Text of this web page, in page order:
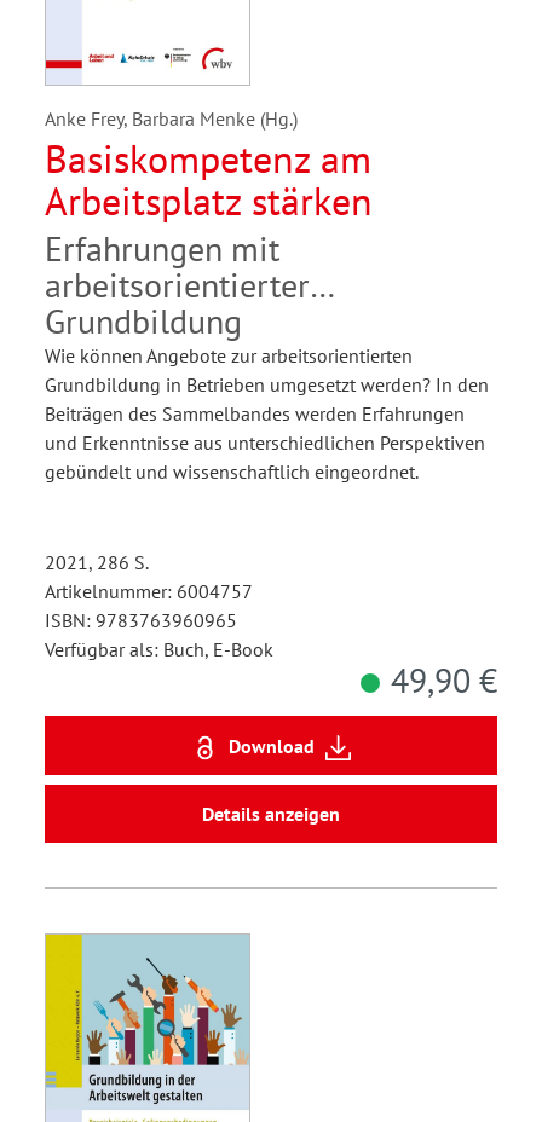
Anke Frey, Barbara Menke (Hg.)
Basiskompetenz am
Arbeitsplatz stärken
Erfahrungen mit
arbeitsorientierter
Grundbildung
Wie können Angebote zur arbeitsorientierten
Grundbildung in Betrieben umgesetzt werden? In den
Beiträgen des Sammelbandes werden Erfahrungen
und Erkenntnisse aus unterschiedlichen Perspektiven
gebündelt und wissenschaftlich eingeordnet.
2021, 286 S.
Artikelnummer: 6004757
ISBN: 9783763960965
Verfügbar als: Buch, E-Book
49,90 €
Download
Details anzeigen